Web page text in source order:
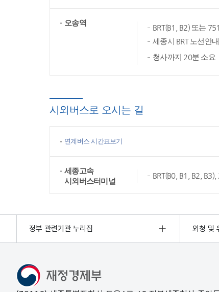
오송역
BRT(B1, B2) 또는
세종시 BRT 노선안
청사까지 20분 소요
시외버스로 오시는 길
연계버스 시간표보기
세종고속
시외버스터미널
BRT(B0, B1, B2,
정부 관련기관 누리집 외청 및